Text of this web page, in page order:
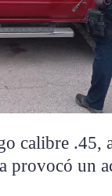
calibre .45,
provocó un